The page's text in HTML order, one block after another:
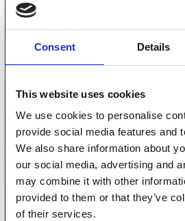
Consent Details
This website uses cookies
We use cookies to personalise
provide social media features and
We also share information about
our social media, advertising and
may combine it with other
provided to them or that they’ve
of their services.